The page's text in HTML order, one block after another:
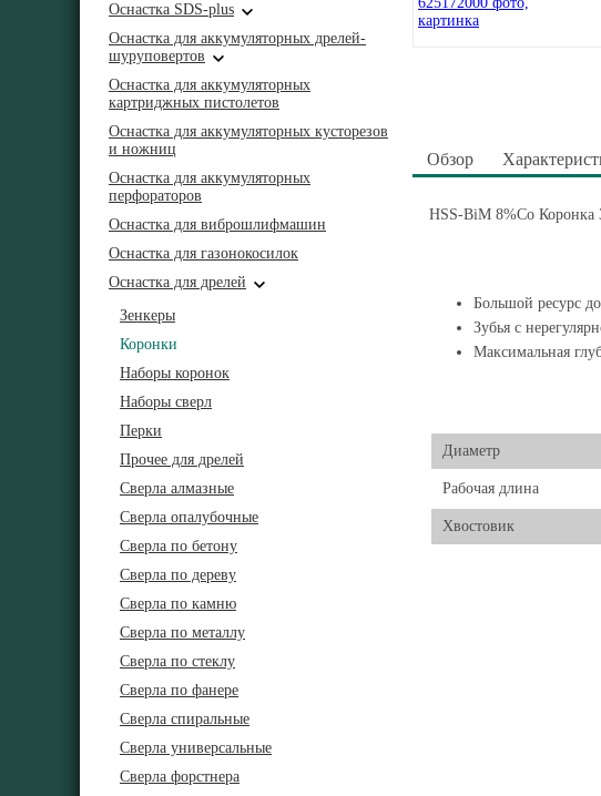
Оснастка SDS-plus
Оснастка для аккумуляторных дрелей-
шуруповертов
Оснастка для аккумуляторных
картриджных пистолетов
Оснастка для аккумуляторных кусторезов
и ножниц
Оснастка для аккумуляторных
перфораторов
Оснастка для виброшлифмашин
Оснастка для газонокосилок
Оснастка для дрелей
Зенкеры
Коронки
Наборы коронок
Наборы сверл
Перки
Прочее для дрелей
Сверла алмазные
Сверла опалубочные
Сверла по бетону
Сверла по дереву
Сверла по камню
Сверла по металлу
Сверла по стеклу
Сверла по фанере
Сверла спиральные
Сверла универсальные
Сверла форстнера
Обзор
HSS-BiM 8%Co Коронка
Большой ресурс
Зубья с
Максимальная
Диаметр
Рабочая длина
Хвостовик